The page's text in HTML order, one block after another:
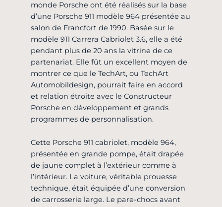
monde Porsche ont été réalisés sur la base
d’une Porsche 911 modèle 964 présentée au
salon de Francfort de 1990. Basée sur le
modèle 911 Carrera Cabriolet 3.6, elle a été
pendant plus de 20 ans la vitrine de ce
partenariat. Elle fût un excellent moyen de
montrer ce que le TechArt, ou TechArt
Automobildesign, pourrait faire en accord
et relation étroite avec le Constructeur
Porsche en développement et grands
programmes de personnalisation.
Cette Porsche 911 cabriolet, modèle 964,
présentée en grande pompe, était drapée
de jaune complet à l’extérieur comme à
l’intérieur. La voiture, véritable prouesse
technique, était équipée d’une conversion
de carrosserie large. Le pare-chocs avant